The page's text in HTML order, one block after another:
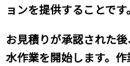
ョンを提供することです。
お見積りが承認された
水作業を開始します。